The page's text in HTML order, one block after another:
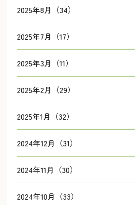
2025年8月（34）
2025年7月（17）
2025年3月（11）
2025年2月（29）
2025年1月（32）
2024年12月（31）
2024年11月（30）
2024年10月（33）